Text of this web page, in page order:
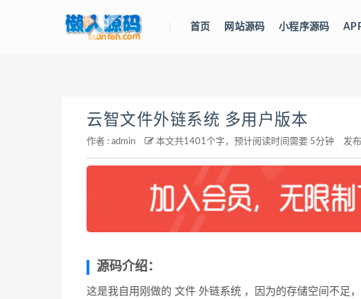
首页 网站源码 小程序源码
云智文件外链系统 多用户版本
作者 : admin 本文共1401个字，预计阅读时间需要 5分钟 发
源码介绍：
这是我自用刚做的 文件 外链系统 ，因为的存储空间不足